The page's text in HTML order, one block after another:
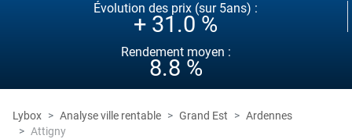
Évolution des prix (sur 5ans) :
+ 31.0 %
Rendement moyen :
8.8 %
Lybox Analyse ville rentable Grand Est
Ardennes
Attigny